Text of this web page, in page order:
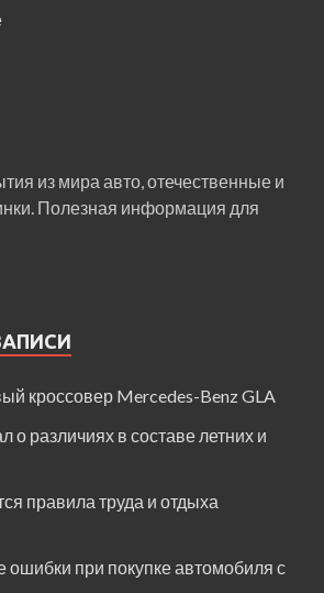
из мира авто, отечественные и
Полезная информация для
кроссовер Mercedes-Benz GLA
о различиях в составе летних и
правила труда и отдыха
при покупке автомобиля с